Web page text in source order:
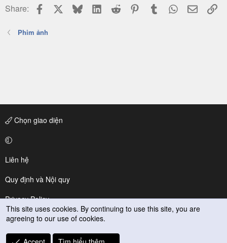
Share: Facebook BlueskyLinkedIn
Reddit PinterestTumblr WhatsApp
Email
Phim ảnh
Chọn giao diện
Liên hệ
Quy định và Nội quy
Privacy Policy
Trợ giúp
R
This site uses cookies. By continuing to use this site, you are
agreeing to our use of cookies.